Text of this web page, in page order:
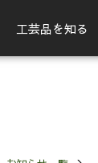
工芸品を知る